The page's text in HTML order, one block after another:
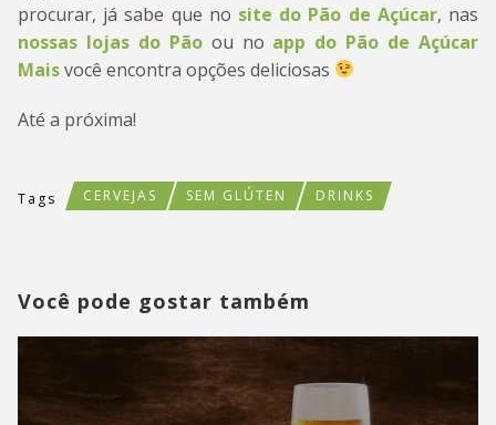
procurar, já sabe que no site do Pão de Açúcar, nas
nossas lojas do Pãoou no app do Pão de Açúcar
Maisvocê encontra opções deliciosas
Até a próxima!
Tags CERVEJAS SEM GLÚTEN DRINKS
Você pode gostar também